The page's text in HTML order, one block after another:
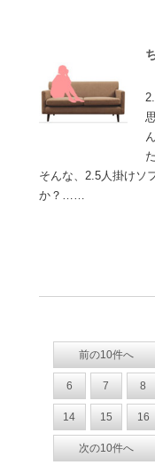
そんな、2.5人掛けソ
か？……
前の10件へ
6 7 8
14 15 16
次の10件へ